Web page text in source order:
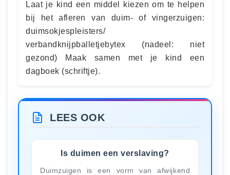
Laat je kind een middel kiezen om te helpen
bij het afleren van duim- of vingerzuigen:
duimsokjespleisters/
verbandknijpballetjebytex (nadeel: niet
gezond) Maak samen met je kind een
dagboek (schriftje).
LEES OOK
Is duimen een verslaving?
Duimzuigen is een vorm van afwijkend